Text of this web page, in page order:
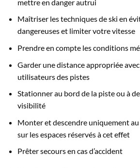
mettre en danger autrui
Maîtriser les techniques de ski en
dangereuses et limiter votre vitesse
Prendre en compte les conditions
Garder une distance appropriée
utilisateurs des pistes
Stationner au bord de la piste ou à
visibilité
Monter et descendre uniquement
sur les espaces réservés à cet effet
Prêter secours en cas d’accident